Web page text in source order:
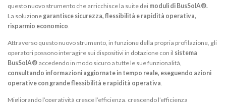
questo nuovo strumento che arricchisce la suite dei moduli di BusSolA®.
La soluzione garantisce sicurezza, flessibilità e rapidità operativa,
risparmio economico
Attraverso questo nuovo strumento, in funzione della propria profilazione, gli
operatori possono interagire sui dispositivi in dotazione con il sistema
BusSolA® accedendo in modo sicuro a tutte le sue funzionalità,
consultando informazioni aggiornate in tempo reale, eseguendo azioni
operative con grande flessibilità e rapidità operativa
Migliorando l’operatività cresce l’efficienza, crescendo l’efficienza